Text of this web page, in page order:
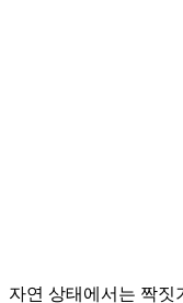
자연 상태에서는 짝짓